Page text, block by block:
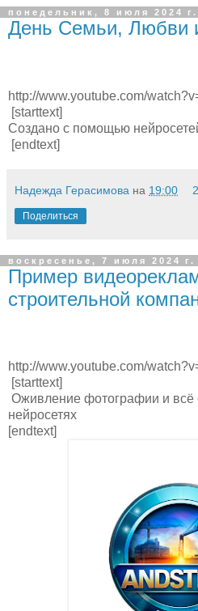
понедельник, 8 июля 2024 г.
День Семьи, Любви
http://www.youtube.com/
[starttext]
Создано с помощью
[endtext]
Надежда Герасимова на 19:00
Поделиться
воскресенье, 7 июля 2024 г.
Пример
строительной
http://www.youtube.com/
[starttext]
Оживление фотографии и всё
нейросетях
[endtext]